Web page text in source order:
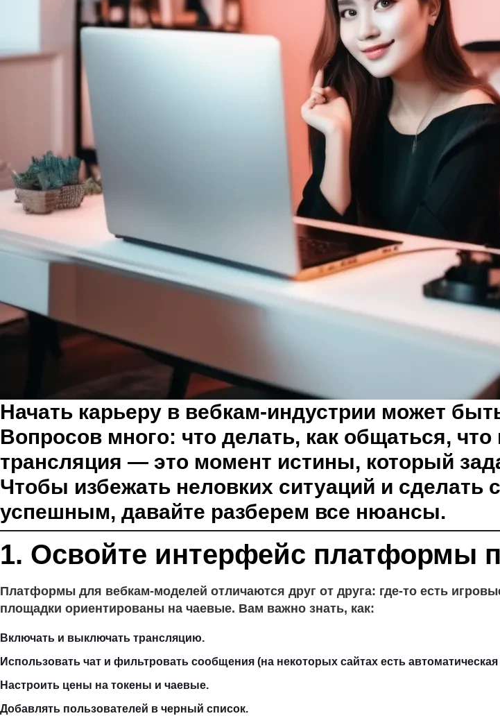
Начать карьеру в вебкам-индустрии может
Вопросов много: что делать, как общаться,
трансляция — это момент истины, который
Чтобы избежать неловких ситуаций и
успешным, давайте разберем все нюансы.
1. Освойте интерфейс платформы
Платформы для вебкам-моделей отличаются друг от друга: где-то есть
площадки ориентированы на чаевые. Вам важно знать, как:
Включать и выключать трансляцию.
Использовать чат и фильтровать сообщения (на некоторых сайтах есть
Настроить цены на токены и чаевые.
Добавлять пользователей в черный список.